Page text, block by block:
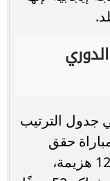
جدول الترتيب
59 نقطة، بعدما خاض 37 مباراة حقق
خلالها 17 فوزًا و8 تعادلات مقابل 12 هزيمة،